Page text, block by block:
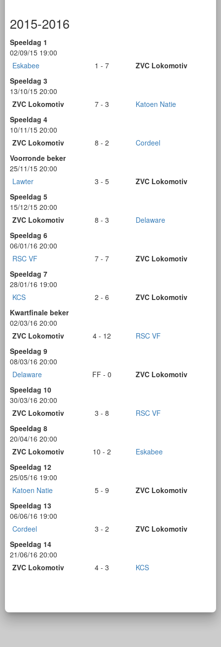
2015-2016
Speeldag 1
02/09/15 19:00
Eskabee
1 - 7
ZVC Lokomotiv
Speeldag 3
13/10/15 20:00
ZVC Lokomotiv
7 - 3
Katoen Natie
Speeldag 4
10/11/15 20:00
ZVC Lokomotiv
8 - 2
Cordeel
Voorronde beker
25/11/15 20:00
Lawter
3 - 5
ZVC Lokomotiv
Speeldag 5
15/12/15 20:00
ZVC Lokomotiv
8 - 3
Delaware
Speeldag 6
06/01/16 20:00
RSC VF
7 - 7
ZVC Lokomotiv
Speeldag 7
28/01/16 19:00
KCS
2 - 6
ZVC Lokomotiv
Kwartfinale beker
02/03/16 20:00
ZVC Lokomotiv
4 - 12
RSC VF
Speeldag 9
08/03/16 20:00
Delaware
FF - 0
ZVC Lokomotiv
Speeldag 10
30/03/16 20:00
ZVC Lokomotiv
3 - 8
RSC VF
Speeldag 8
20/04/16 20:00
ZVC Lokomotiv
10 - 2
Eskabee
Speeldag 12
25/05/16 19:00
Katoen Natie
5 - 9
ZVC Lokomotiv
Speeldag 13
06/06/16 19:00
Cordeel
3 - 2
ZVC Lokomotiv
Speeldag 14
21/06/16 20:00
ZVC Lokomotiv
4 - 3 KCS